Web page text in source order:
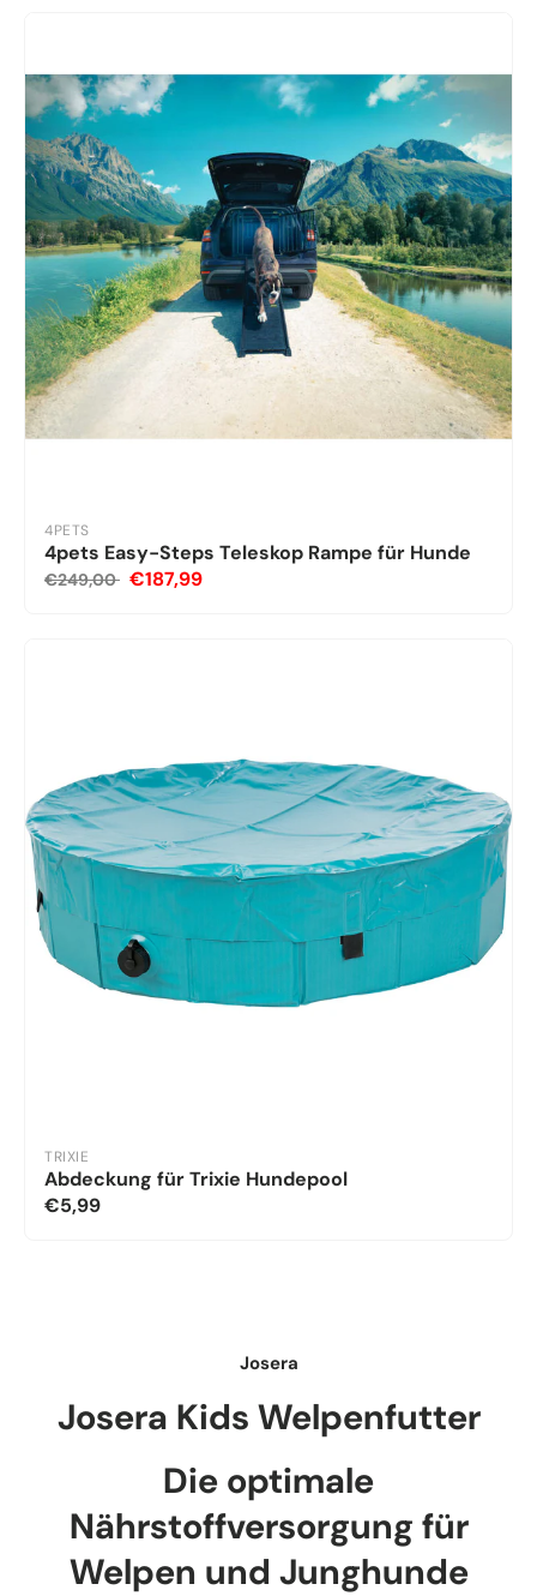
4PETS
4pets Easy-Steps Teleskop Rampe für Hunde
€249,00 €187,99
TRIXIE
Abdeckung für Trixie Hundepool
€5,99
Josera
Josera Kids Welpenfutter
Die optimale
Nährstoffversorgung für
Welpen und Junghunde